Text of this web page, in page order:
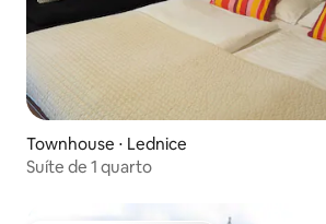
Townhouse ⋅ Lednice
Suíte de 1 quarto